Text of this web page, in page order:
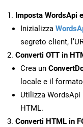
Imposta WordsApi
Inizializza
segreto client,
Converti OTT in
Crea un
locale e il
Utilizza
HTML.
Converti HTML in